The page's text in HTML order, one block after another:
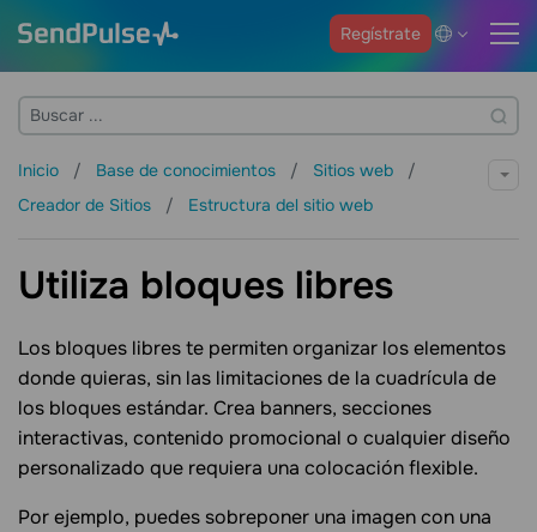
Regístrate
Inicio Base de conocimientos
Sitios web
Creador de Sitios
Estructura del sitio web
Utiliza bloques libres
Los bloques libres te permiten organizar los elementos
donde quieras, sin las limitaciones de la cuadrícula de
los bloques estándar. Crea banners, secciones
interactivas, contenido promocional o cualquier diseño
personalizado que requiera una colocación flexible.
Por ejemplo, puedes sobreponer una imagen con una